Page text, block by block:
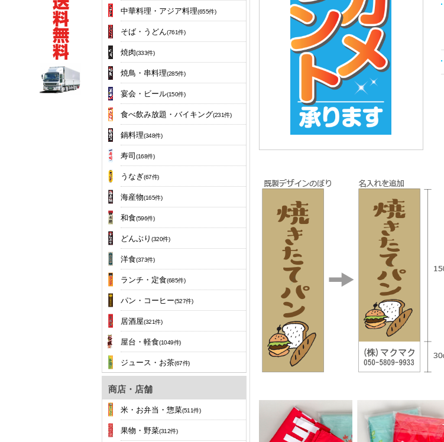
中華料理・アジア料理(655件)
そば・うどん(761件)
焼肉(333件)
焼鳥・串料理(285件)
宴会・ビール(150件)
食べ飲み放題・バイキング(231件)
鍋料理(348件)
寿司 (168件)
うなぎ(67件)
海産物(165件)
和食(596件)
どんぶり (320件)
洋食(373件)
ランチ・定食(685件)
パン・コーヒー(527件)
居酒屋(321件)
屋台・軽食(1049件)
ジュース・お茶(67件)
商店・店舗
米・お弁当・惣菜(511件)
果物・野菜(312件)